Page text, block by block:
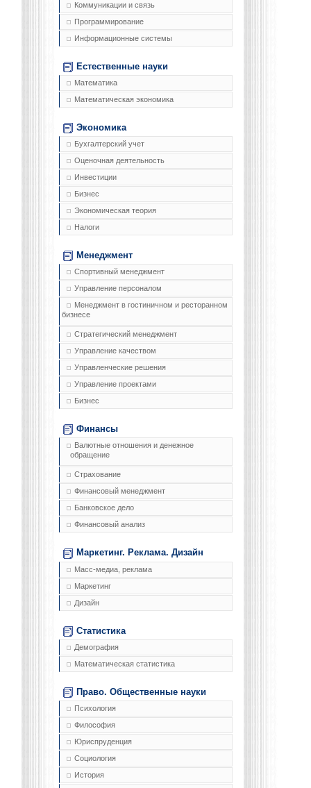
Коммуникации и связь
Программирование
Информационные системы
Естественные науки
Математика
Математическая экономика
Экономика
Бухгалтерский учет
Оценочная деятельность
Инвестиции
Бизнес
Экономическая теория
Налоги
Менеджмент
Спортивный менеджмент
Управление персоналом
Менеджмент в гостиничном и ресторанном
бизнесе
Стратегический менеджмент
Управление качеством
Управленческие решения
Управление проектами
Бизнес
Финансы
Валютные отношения и денежное
обращение
Страхование
Финансовый менеджмент
Банковское дело
Финансовый анализ
Маркетинг. Реклама. Дизайн
Масс-медиа, реклама
Маркетинг
Дизайн
Статистика
Демография
Математическая статистика
Право. Общественные науки
Психология
Философия
Юриспруденция
Социология
История